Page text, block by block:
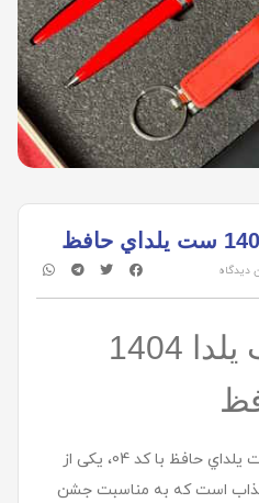
دیدگاه
ست هديه شب یلدا 1404
ست هديه شب یلدا 1404 ست يلداي حافظ با کد 04، یکی از
است که به مناسبت جشن